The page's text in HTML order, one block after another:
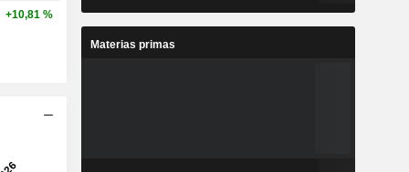
+10,81 %
Materias primas